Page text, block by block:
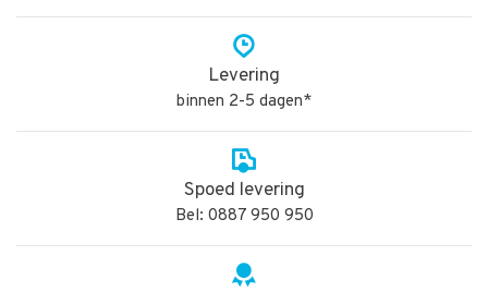
Levering
binnen 2-5 dagen*
Spoed levering
Bel: 0887 950 950